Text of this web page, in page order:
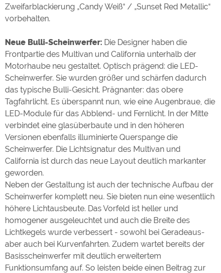
Zweifarblackierung „Candy Weiß“ / „Sunset Red Metallic“
vorbehalten.
Neue Bulli-Scheinwerfer: Die Designer haben die
Frontpartie des Multivan und California unterhalb der
Motorhaube neu gestaltet. Optisch prägend: die LED-
Scheinwerfer. Sie wurden größer und schärfen dadurch
das typische Bulli-Gesicht. Prägnanter: das obere
Tagfahrlicht. Es überspannt nun, wie eine Augenbraue, die
LED-Module für das Abblend- und Fernlicht. In der Mitte
verbindet eine glasüberbaute und in den höheren
Versionen ebenfalls illuminierte Querspange die
Scheinwerfer. Die Lichtsignatur des Multivan und
California ist durch das neue Layout deutlich markanter
geworden.
Neben der Gestaltung ist auch der technische Aufbau der
Scheinwerfer komplett neu. Sie bieten nun eine wesentlich
höhere Lichtausbeute. Das Vorfeld ist heller und
homogener ausgeleuchtet und auch die Breite des
Lichtkegels wurde verbessert - sowohl bei Geradeaus-
aber auch bei Kurvenfahrten. Zudem wartet bereits der
Basisscheinwerfer mit deutlich erweitertem
Funktionsumfang auf. So leisten beide einen Beitrag zur